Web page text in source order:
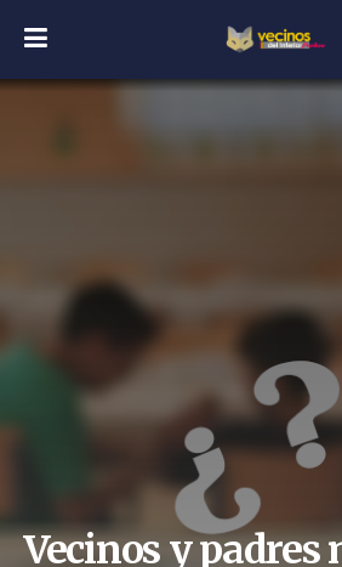
Vecinos y padres